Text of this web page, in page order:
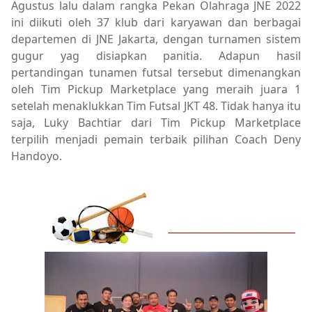
Agustus lalu dalam rangka Pekan Olahraga JNE 2022
ini diikuti oleh 37 klub dari karyawan dan berbagai
departemen di JNE Jakarta, dengan turnamen sistem
gugur yag disiapkan panitia. Adapun hasil
pertandingan tunamen futsal tersebut dimenangkan
oleh Tim Pickup Marketplace yang meraih juara 1
setelah menaklukkan Tim Futsal JKT 48. Tidak hanya itu
saja, Luky Bachtiar dari Tim Pickup Marketplace
terpilih menjadi pemain terbaik pilihan Coach Deny
Handoyo.